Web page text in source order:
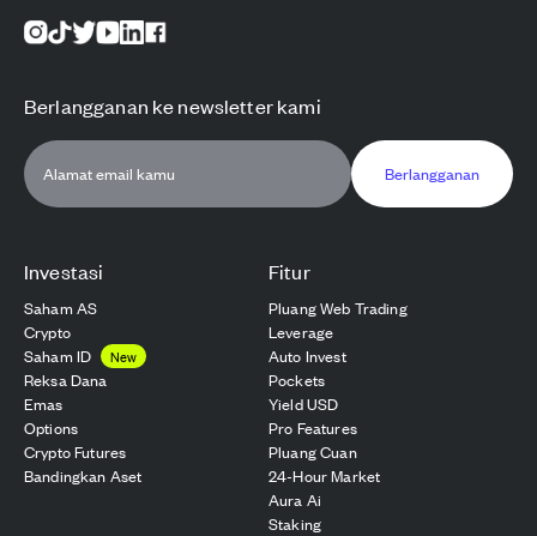
Investasi
Saham AS
Crypto
Saham ID
New
Reksa Dana
Emas
Options
Crypto Futures
Bandingkan Aset
Fitur
Pluang Web Trading
Leverage
Auto Invest
Pockets
Yield USD
Pro Features
Pluang Cuan
24-Hour Market
Aura Ai
Staking
Berlangganan ke newsletter kami
Berlangganan